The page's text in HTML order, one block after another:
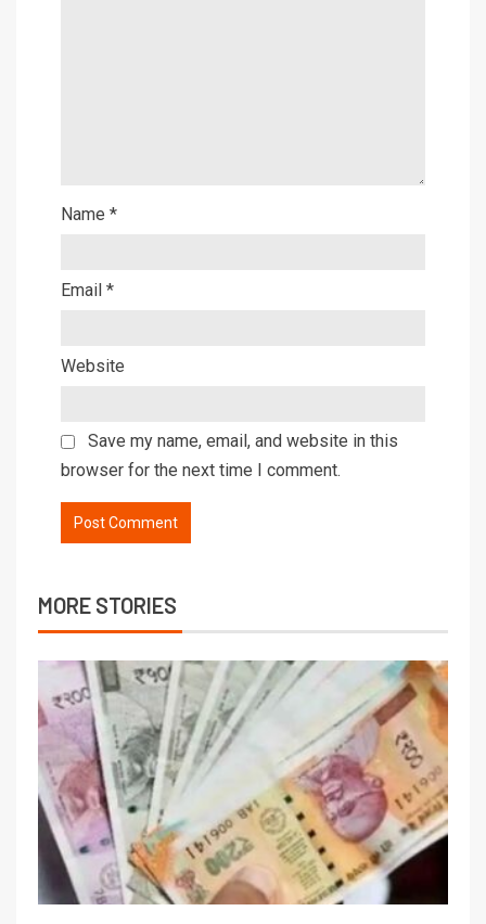
Name *
Email *
Website
Save my name, email, and website in this
browser for the next time I comment.
MORE STORIES